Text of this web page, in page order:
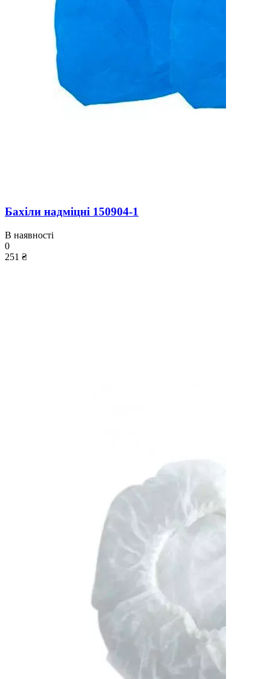
Бахіли надміцні 150904-1
В наявності
0
251 ₴